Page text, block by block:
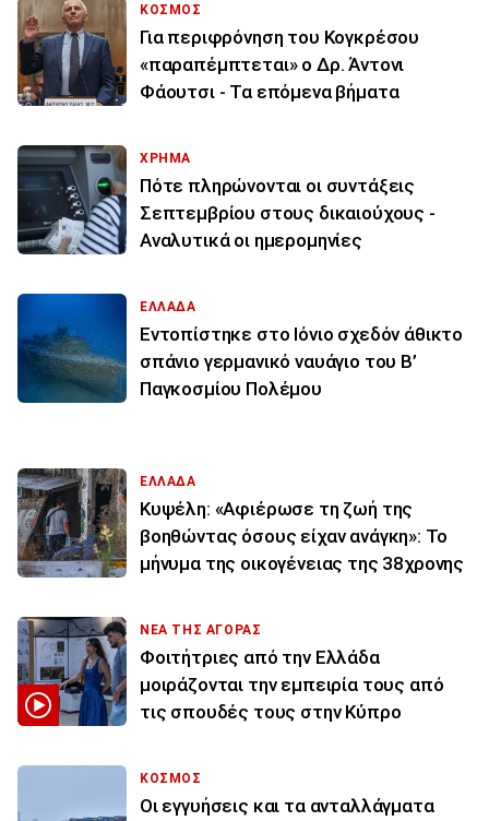
ΚΟΣΜΟΣ
Για περιφρόνηση του Κογκρέσου
«παραπέμπτεται» ο Δρ. Άντονι
Φάουτσι - Τα επόμενα βήματα
ΧΡΗΜΑ
Πότε πληρώνονται οι συντάξεις
Σεπτεμβρίου στους δικαιούχους -
Αναλυτικά οι ημερομηνίες
ΕΛΛΑΔΑ
Εντοπίστηκε στο Ιόνιο σχεδόν άθικτο
σπάνιο γερμανικό ναυάγιο του Β’
Παγκοσμίου Πολέμου
ΕΛΛΑΔΑ
Κυψέλη: «Αφιέρωσε τη ζωή της
βοηθώντας όσους είχαν ανάγκη»: Το
μήνυμα της οικογένειας της 38χρονης
ΝΕΑ ΤΗΣ ΑΓΟΡΑΣ
Φοιτήτριες από την Ελλάδα
μοιράζονται την εμπειρία τους από
τις σπουδές τους στην Κύπρο
ΚΟΣΜΟΣ
Οι εγγυήσεις και τα ανταλλάγματα